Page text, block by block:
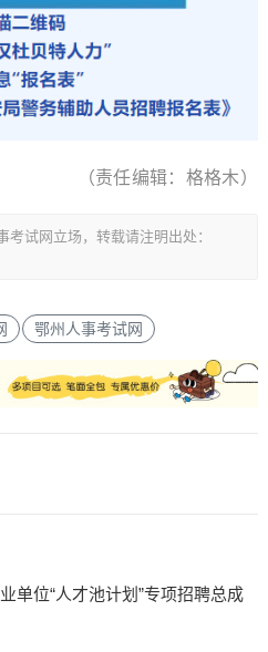
（责任编辑：格格木）
试网立场，转载请注明出处：
鄂州人事考试网
单位“人才池计划”专项招聘总成